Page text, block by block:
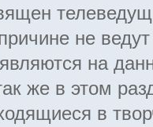
не
на
же в этом
в